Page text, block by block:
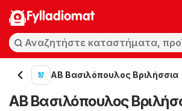
Fylladiomat
ΑΒ Βασιλόπουλος Βριλήσσια
ΑΒ Βασιλόπουλος